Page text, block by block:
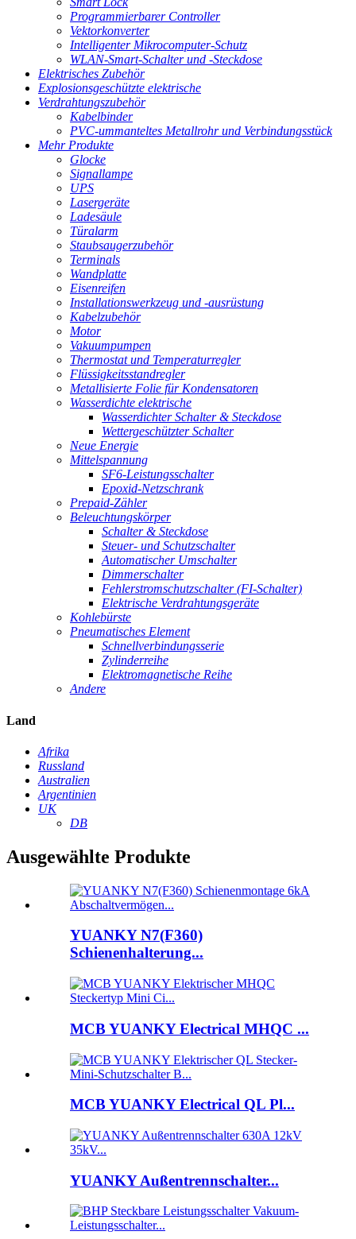
Programmierbarer Controller
Vektorkonverter
Intelligenter Mikrocomputer-Schutz
WLAN-Smart-Schalter und -Steckdose
Elektrisches Zubehör
Explosionsgeschützte elektrische
Verdrahtungszubehör
Kabelbinder
PVC-ummanteltes Metallrohr und Verbindungsstück
Mehr Produkte
Glocke
Signallampe
UPS
Lasergeräte
Ladesäule
Türalarm
Staubsaugerzubehör
Terminals
Wandplatte
Eisenreifen
Installationswerkzeug und -ausrüstung
Kabelzubehör
Motor
Vakuumpumpen
Thermostat und Temperaturregler
Flüssigkeitsstandregler
Metallisierte Folie für Kondensatoren
Wasserdichte elektrische
Wasserdichter Schalter & Steckdose
Wettergeschützter Schalter
Neue Energie
Mittelspannung
SF6-Leistungsschalter
Epoxid-Netzschrank
Prepaid-Zähler
Beleuchtungskörper
Schalter & Steckdose
Steuer- und Schutzschalter
Automatischer Umschalter
Dimmerschalter
Fehlerstromschutzschalter (FI-Schalter)
Elektrische Verdrahtungsgeräte
Kohlebürste
Pneumatisches Element
Schnellverbindungsserie
Zylinderreihe
Elektromagnetische Reihe
Andere
Land
Afrika
Russland
Australien
Argentinien
UK
DB
Ausgewählte Produkte
YUANKY N7(F360)
Schienenhalterung...
MCB YUANKY Electrical MHQC ...
MCB YUANKY Electrical QL Pl...
YUANKY Außentrennschalter...